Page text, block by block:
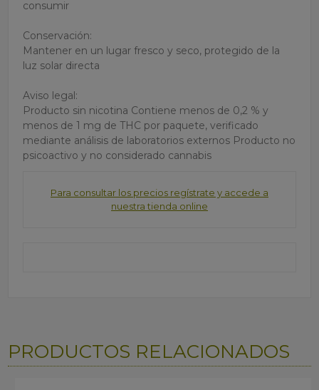
consumir
Conservación:
Mantener en un lugar fresco y seco, protegido de la
luz solar directa
Aviso legal:
Producto sin nicotina Contiene menos de 0,2 % y
menos de 1 mg de THC por paquete, verificado
mediante análisis de laboratorios externos Producto no
psicoactivo y no considerado cannabis
Para consultar los precios regístrate y accede a
nuestra tienda online
PRODUCTOS RELACIONADOS